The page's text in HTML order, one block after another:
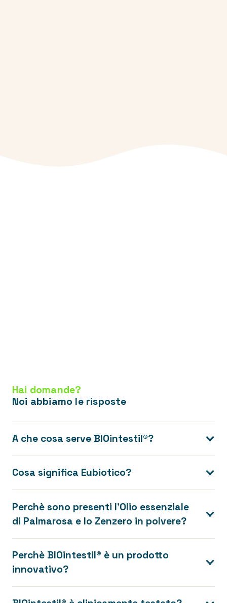
Hai domande?
Noi abbiamo le risposte
A che cosa serve BIOintestil®?
Cosa significa Eubiotico?
Perchè sono presenti l’Olio essenziale
di Palmarosa e lo Zenzero in polvere?
Perchè BIOintestil® è un prodotto
innovativo?